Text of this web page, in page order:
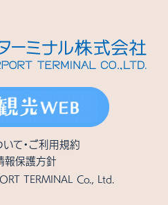
て・ご利用規約
報保護方針
TERMINAL Co., Ltd.